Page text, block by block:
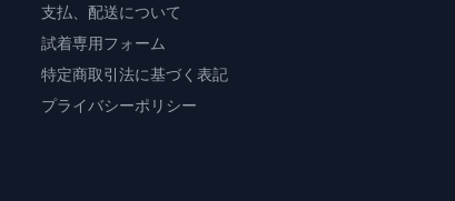
支払、配送について
試着専用フォーム
特定商取引法に基づく表記
プライバシーポリシー